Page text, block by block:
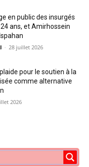
en public des insurgés
ans, et Amirhossein
- 28 juillet 2026
pour le soutien à la
comme alternative
2026